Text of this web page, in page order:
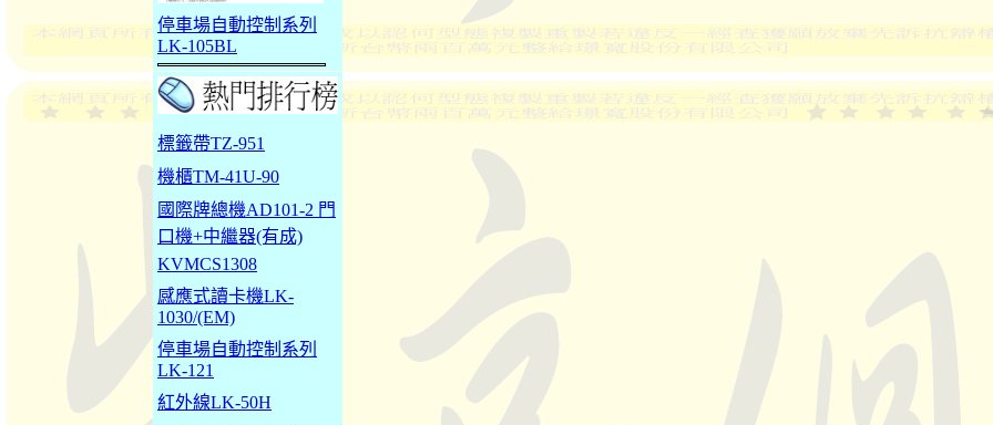
停車場自動控制系列
LK-105BL
標籤帶TZ-951
機櫃TM-41U-90
國際牌總機AD101-2 門
口機+中繼器(有成)
KVMCS1308
感應式讀卡機LK-
1030/(EM)
停車場自動控制系列
LK-121
紅外線LK-50H